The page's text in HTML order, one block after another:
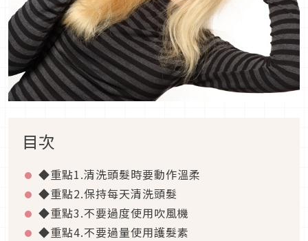
目次
◆重點1.清洗頭髮時要動作溫柔
◆重點2.保持每天清洗頭髮
◆重點3.不要過度使用吹風機
◆重點4.不要過量使用護髮素